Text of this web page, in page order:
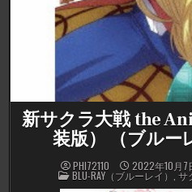
新サクラ大戦 the
装版） （ブルー
PHI72110 2022年10月7
POSTED
IN
BLU-RAY（ブルーレイ）,サ